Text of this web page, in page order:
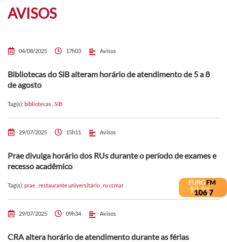
AVISOS
04/08/2025 17h03 Avisos
Bibliotecas do SiB alteram horário de atendimento de 5 a 8
de agosto
Tag(s): bibliotecas SiB
29/07/2025 15h11 Avisos
Prae divulga horário dos RUs durante o período de exames e
recesso acadêmico
Tag(s): prae restaurante universitário ru ccmar
29/07/2025 09h34 Avisos
CRA altera horário de atendimento durante as férias